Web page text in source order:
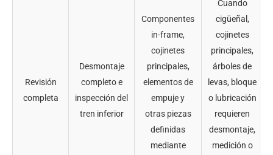
Revisión
completa
Desmontaje
completo e
inspección del
tren inferior
Componentes
in-frame,
cojinetes
principales,
elementos de
empuje y
otras piezas
definidas
mediante
Cuando
cigüeñal,
cojinetes
principales,
árboles de
levas, bloque
o lubricación
requieren
desmontaje,
medición o